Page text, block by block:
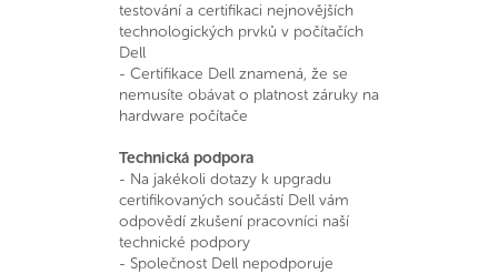
testování a certifikaci nejnovějších
technologických prvků v počítačích
Dell
- Certifikace Dell znamená, že se
nemusíte obávat o platnost záruky na
hardware počítače
Technická podpora
- Na jakékoli dotazy k upgradu
certifikovaných součástí Dell vám
odpovědí zkušení pracovníci naší
technické podpory
- Společnost Dell nepodporuje